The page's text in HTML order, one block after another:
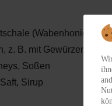
(Wabenhonig), in
z. B. mit Gewürzen,
Soßen
Sirup